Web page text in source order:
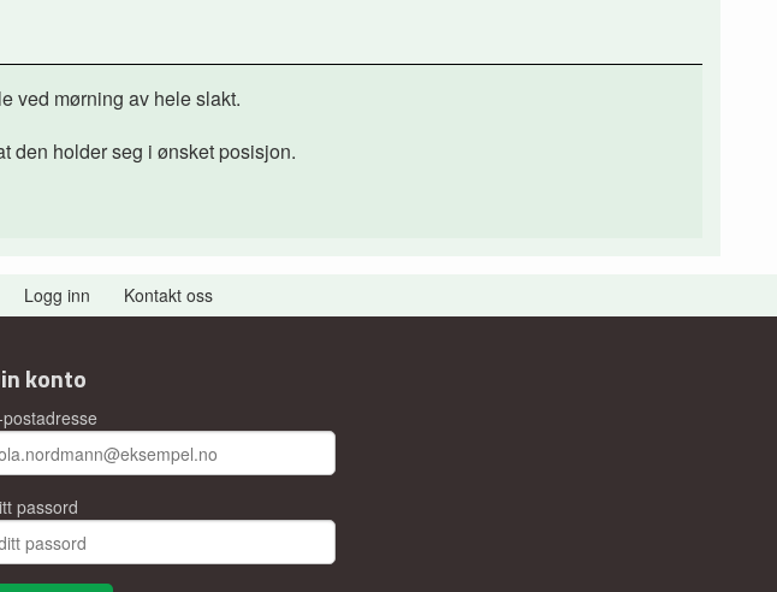
ved mørning av hele slakt.
den holder seg i ønsket posisjon.
Logg inn Kontakt oss
konto
postadresse
passord